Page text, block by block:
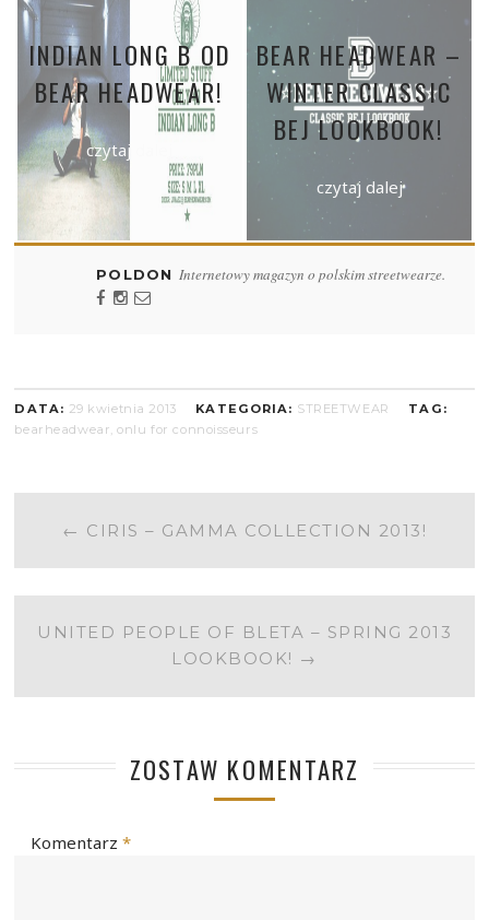
INDIAN LONG B OD
BEAR HEADWEAR!
czytaj dalej
BEAR HEADWEAR –
WINTER CLASSIC
BEJ LOOKBOOK!
czytaj dalej
POLDONInternetowy magazyn o polskim streetwearze.
DATA: 29 kwietnia 2013 KATEGORIA: STREETWEAR
TAG:
bearheadwear ,onlu for connoisseurs
POST
NAVIGATION
← CIRIS – GAMMA COLLECTION 2013!
UNITED PEOPLE OF BLETA – SPRING 2013
LOOKBOOK! →
ZOSTAW KOMENTARZ
Komentarz*